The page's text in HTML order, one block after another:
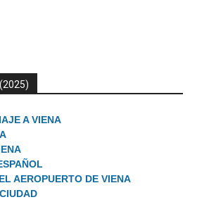
A VIENA
AEROPUERTO DE VIENA